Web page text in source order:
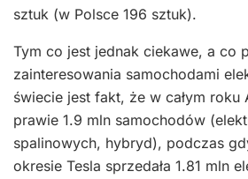
sztuk (w Polsce 196 sztuk).
Tym co jest jednak ciekawe, a co
zainteresowania samochodami
świecie jest fakt, że w całym roku
prawie 1.9 mln samochodów
spalinowych, hybryd), podczas
okresie Tesla sprzedała 1.81 mln